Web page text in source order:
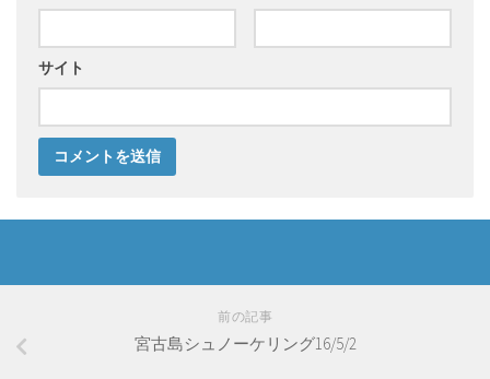
サイト
前の記事
宮古島シュノーケリング16/5/2